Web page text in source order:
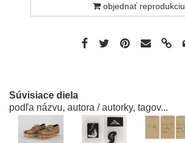
objednať reprodukciu
Súvisiace diela
podľa názvu, autora / autorky, tagov...